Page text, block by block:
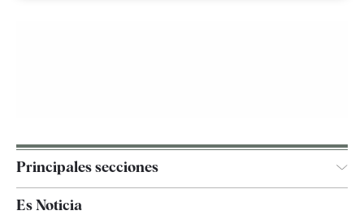
Principales secciones
España
Es Noticia